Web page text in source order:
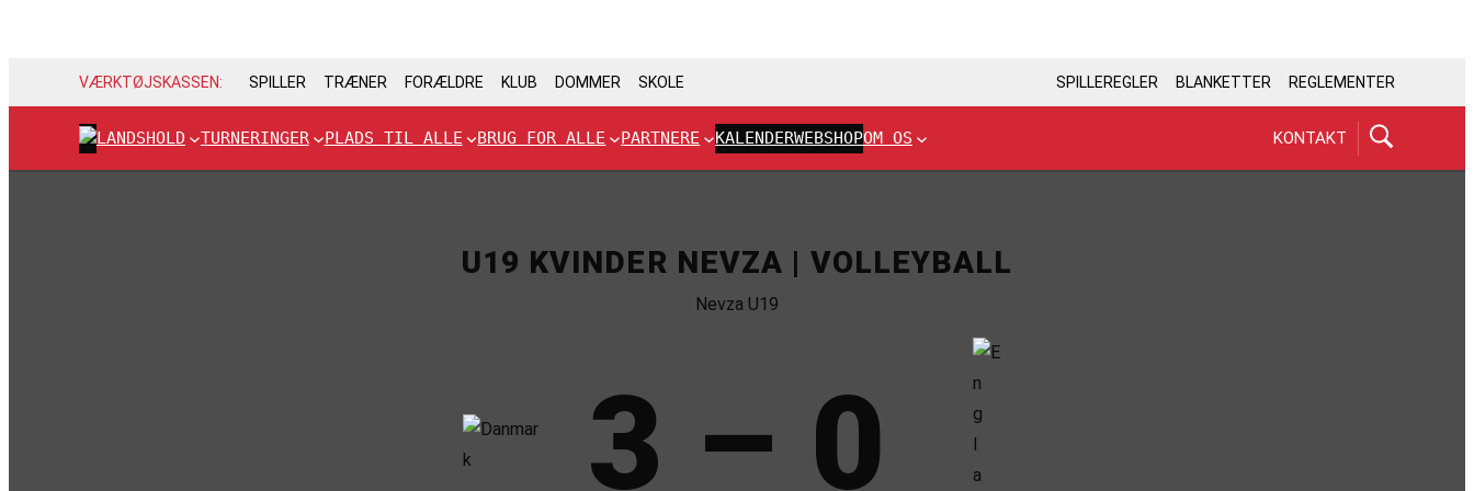
VÆRKTØJSKASSEN: SPILLER TRÆNER FORÆLDRE KLUB DOMMER SKOLE SPILLEREGLER BLANKETTER REGLEMENTER
LANDSHOLD TURNERINGER PLADS TIL ALLE BRUG FOR ALLE PARTNERE KALENDERWEBSHOPOM OS KONTAKT
U19 KVINDER NEVZA | VOLLEYBALL
Nevza U19
3 – 0